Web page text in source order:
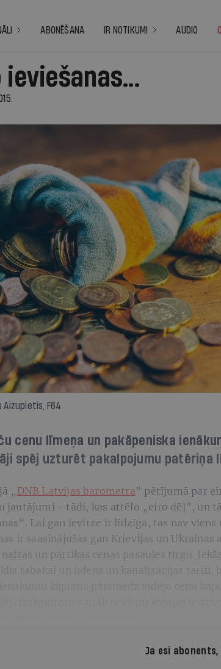
ABONĒŠANA IR NOTIKUMI AUDIO
ieviešanas...
Aizupietis, F64
cenu līmeņa un pakāpeniska
spēj uzturēt pakalpojumu patēriņa
„ DNB Latvijas barometra" pētījumā par
jautājumi - tādi, kas attēlo „eiro dēļ", un
Lai gan ievirze ir līdzīga, tas nav viens
ir saasinājušās gan Krievijas un Ukrainas
un pārtikas cenas pasaules tirgū.
tabakai un ūdens un kanalizācijas tarifi,
Ja esi abonents,